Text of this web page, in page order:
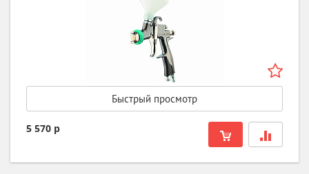
Быстрый просмотр
5 570 р